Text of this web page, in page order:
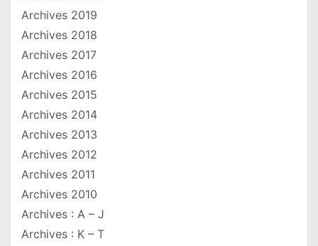
Archives 2019
Archives 2018
Archives 2017
Archives 2016
Archives 2015
Archives 2014
Archives 2013
Archives 2012
Archives 2011
Archives 2010
Archives : A – J
Archives : K – T